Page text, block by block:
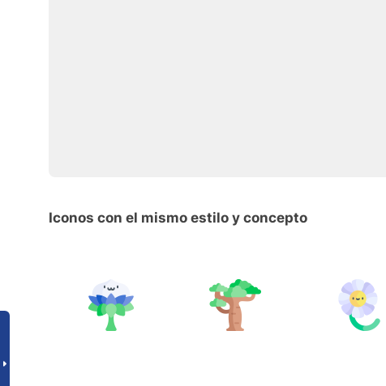
Iconos con el mismo estilo y concepto